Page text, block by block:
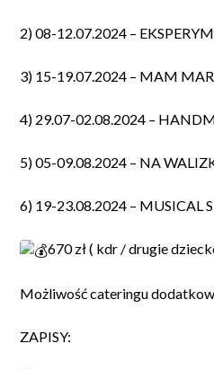
2) 08-12.07.2024 –
3) 15-19.07.2024 – MAM
4) 29.07-02.08.2024 –
5) 05-09.08.2024 – NA
6) 19-23.08.2024 – MUSICAL
670 zł ( kdr / drugie
Możliwość cateringu
ZAPISY: